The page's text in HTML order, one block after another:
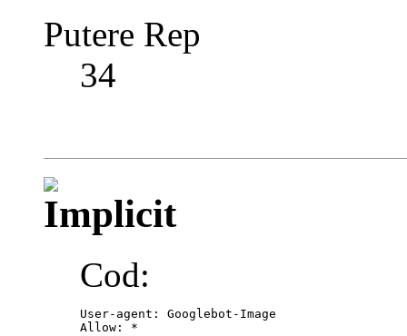
Putere Rep
34
Cod:
User-agent: Googlebot-Image
Allow: *